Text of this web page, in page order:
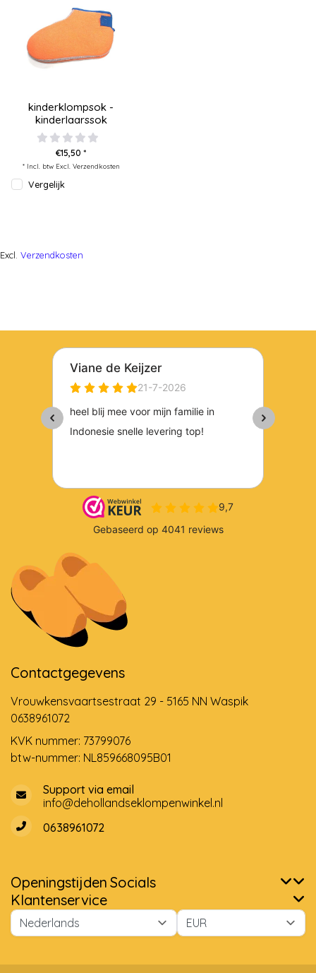
kinderklompsok -
kinderlaarssok
€15,50 *
* Incl. btw Excl. Verzendkosten
Vergelijk
Excl. Verzendkosten
Contactgegevens
Vrouwkensvaartsestraat 29 - 5165 NN Waspik
0638961072
KVK nummer: 73799076
btw-nummer: NL859668095B01
Support via email
info@dehollandseklompenwinkel.nl
0638961072
Openingstijden Socials
Klantenservice